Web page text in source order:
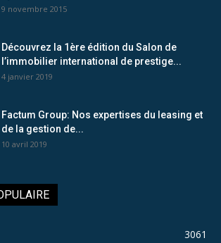
9 novembre 2015
Découvrez la 1ère édition du Salon de
l’immobilier international de prestige...
4 janvier 2019
Factum Group: Nos expertises du leasing et
de la gestion de...
10 avril 2019
3061